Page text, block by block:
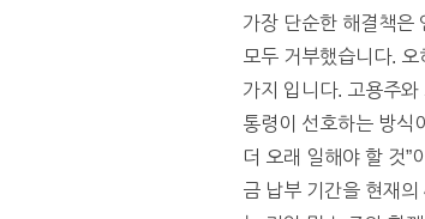
가장 단순한 해결책은
모두 거부했습니다.
가지 입니다. 고용주
통령이 선호하는 방식
더 오래 일해야 할 것”
금 납부 기간을 현재